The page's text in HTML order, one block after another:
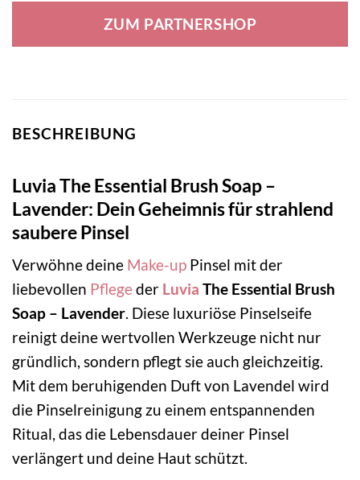
war:
12,90 €
ist:
10,32 €.
ZUM PARTNERSHOP
BESCHREIBUNG
Luvia The Essential Brush Soap –
Lavender: Dein Geheimnis für strahlend
saubere Pinsel
Verwöhne deine Make-up Pinsel mit der
liebevollen Pflegeder Luvia The Essential Brush
Soap – Lavender. Diese luxuriöse Pinselseife
reinigt deine wertvollen Werkzeuge nicht nur
gründlich, sondern pflegt sie auch gleichzeitig.
Mit dem beruhigenden Duft von Lavendel wird
die Pinselreinigung zu einem entspannenden
Ritual, das die Lebensdauer deiner Pinsel
verlängert und deine Haut schützt.